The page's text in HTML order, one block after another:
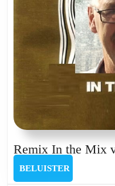
Remix In the Mix
BELUISTER